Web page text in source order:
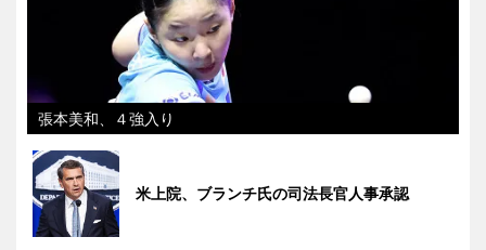
張本美和、４強入り
米上院、ブランチ氏の司法長官人事承認